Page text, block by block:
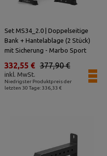
Set MS34_2.0 | Doppelseitige
Bank + Hantelablage (2 Stück)
mit Sicherung - Marbo Sport
Niedrigster Produktpreis der
letzten 30 Tage: 336,33 €
377,90 €
332,55 €
inkl. MwSt.